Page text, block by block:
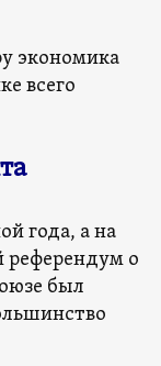
экономика
всего
года, а на
о
был